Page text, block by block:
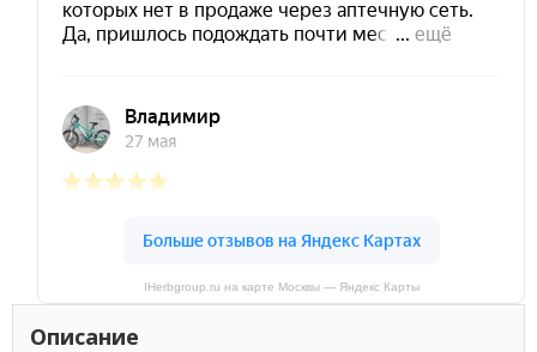
IHerbgroup.ru на карте Москвы — Яндекс Карты
Описание